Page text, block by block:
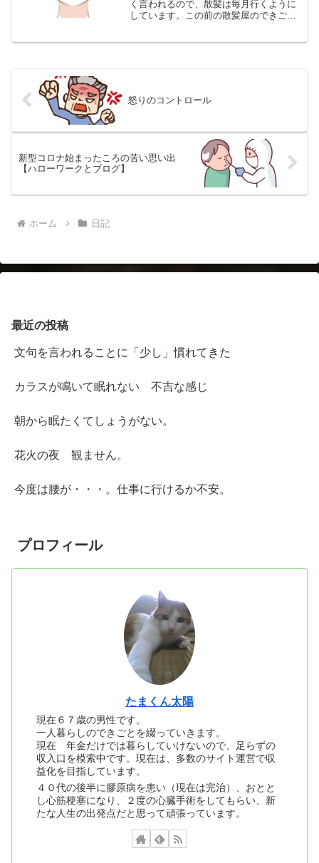
く言われるので、散髪は毎月行くように
しています。この前の散髪屋のできごと
怒りのコントロール
新型コロナ始まったころの苦い思い出
【ハローワークとブログ】
ホーム 日記
最近の投稿
文句を言われることに「少し」慣れてきた
カラスが鳴いて眠れない 不吉な感じ
朝から眠たくてしょうがない。
花火の夜 観ません。
今度は腰が・・・。仕事に行けるか不安。
プロフィール
たまくん太陽
現在６７歳の男性です。
一人暮らしのできごとを綴っていきます。
現在 年金だけでは暮らしていけないので、足らずの
収入口を模索中です。現在は、多数のサイト運営で収
益化を目指しています。
４０代の後半に膠原病を患い（現在は完治）、おとと
し心筋梗塞になり、２度の心臓手術をしてもらい、新
たな人生の出発点だと思って頑張っています。